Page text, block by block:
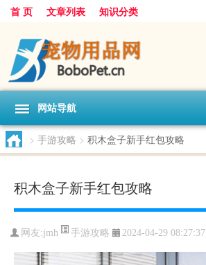
首 页 文章列表 知识分类
网站导航
> 手游攻略 > 积木盒子新手红包攻略
积木盒子新手红包攻略
网友:jmh 手游攻略 2024-04-29 08:27:37